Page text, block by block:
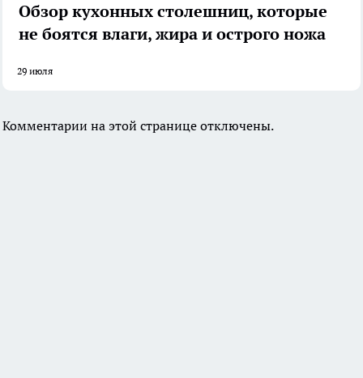
Обзор кухонных столешниц, которые
не боятся влаги, жира и острого ножа
29 июля
Комментарии на этой странице отключены.